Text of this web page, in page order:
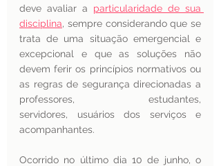
deve avaliar a particularidade de sua
disciplina, sempre considerando que se
trata de uma situação emergencial e
excepcional e que as soluções não
devem ferir os princípios normativos ou
as regras de segurança direcionadas a
professores, estudantes,
servidores, usuários dos serviços e
acompanhantes.
Ocorrido no último dia 10 de junho, o